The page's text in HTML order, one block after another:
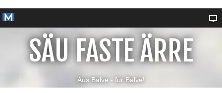
SÄU FASTE ÄRRE
Aus Balve - für Balve!